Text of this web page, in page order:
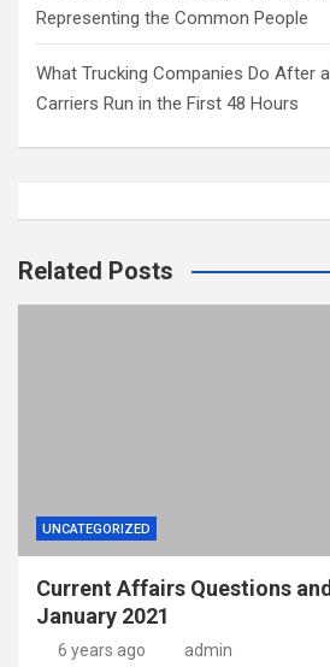
Representing the Common People
What Trucking Companies Do After
Carriers Run in the First 48 Hours
Related Posts
UNCATEGORIZED
Current Affairs Questions
January 2021
6 years ago admin